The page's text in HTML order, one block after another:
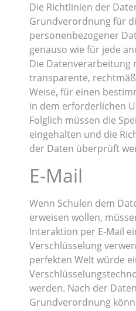
Die Richtlinien der
Grundverordnung für
personenbezogener
genauso wie für jede
Die Datenverarbeitung
transparente,
Weise, für einen
in dem erforderlichen
Folglich müssen die
eingehalten und die
der Daten überprüft
E-Mail
Wenn Schulen dem
erweisen wollen,
Interaktion per E-Mail
Verschlüsselung
perfekten Welt würde
werden. Nach der
Grundverordnung